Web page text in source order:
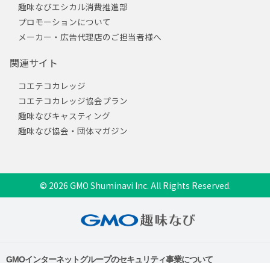
趣味なびエシカル消費推進部
プロモーションについて
メーカー・広告代理店のご担当者様へ
関連サイト
コエテコカレッジ
コエテコカレッジ協会プラン
趣味なびキャスティング
趣味なび協会・団体マガジン
© 2026 GMO Shuminavi Inc. All Rights Reserved.